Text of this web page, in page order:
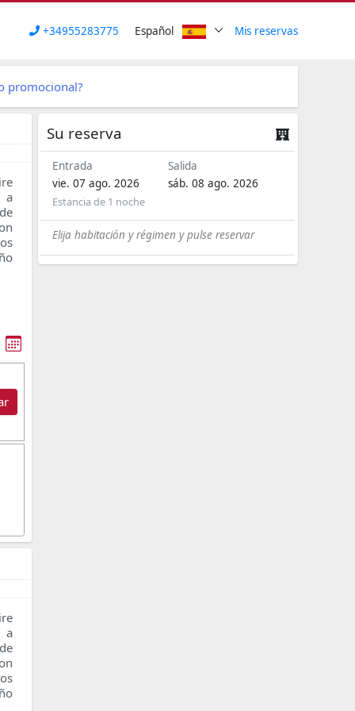
+34955283775 Español Mis reservas
promocional?
Su reserva
Entrada
vie. 07 ago. 2026
Salida
sáb. 08 ago. 2026
Estancia de 1 noche
Elija habitación y régimen y pulse reservar
a
a